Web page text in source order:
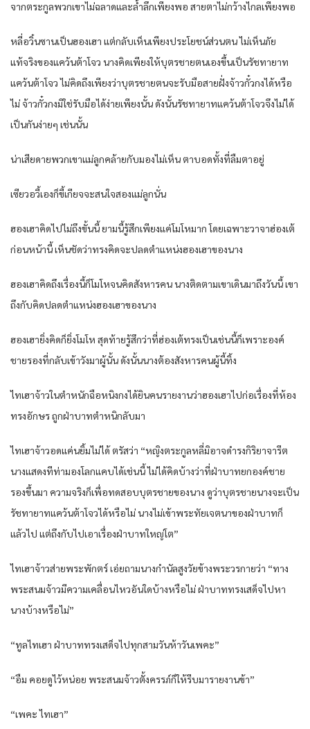
จากตระกูลพวกเขาไม่ฉลาดและล้ำลึกเพียงพอ สายตาไม่กว้างไกลเพียงพอ
หลี่อวิ๋นซานเป็นฮองเฮา แต่กลับเห็นเพียงประโยชน์ส่วนตน ไม่เห็นภัย
แท้จริงของแคว้นต้าโจว นางคิดเพียงให้บุตรชายตนเองขึ้นเป็นรัชทายาท
แคว้นต้าโจว ไม่คิดถึงเพียงว่าบุตรชายตนจะรับมือสายฝั่งจ้าวกั๋วกงได้หรือ
ไม่ จ้าวกั๋วกงมิใช่รับมือได้ง่ายเพียงนั้น ดังนั้นรัชทายาทแคว้นต้าโจวจึงไม่ได้
เป็นกันง่ายๆ เช่นนั้น
น่าเสียดายพวกเขาแม่ลูกคล้ายกับมองไม่เห็น ตาบอดทั้งที่ลืมตาอยู่
เซียวอวี้เองก็ขี้เกียจจะสนใจสองแม่ลูกนั่น
ฮองเฮาคิดไปไม่ถึงขั้นนี้ ยามนี้รู้สึกเพียงแค่โมโหมาก โดยเฉพาะวาจาฮ่องเต้
ก่อนหน้านี้ เห็นชัดว่าทรงคิดจะปลดตำแหน่งฮองเฮาของนาง
ฮองเฮาคิดถึงเรื่องนี้ก็โมโหจนคิดสังหารคน นางติดตามเขาเดินมาถึงวันนี้ เขา
ถึงกับคิดปลดตำแหน่งฮองเฮาของนาง
ฮองเฮายิ่งคิดก็ยิ่งโมโห สุดท้ายรู้สึกว่าที่ฮ่องเต้ทรงเป็นเช่นนี้ก็เพราะองค์
ชายรองที่กลับเข้าวังมาผู้นั้น ดังนั้นนางต้องสังหารคนผู้นี้ทิ้ง
ไทเฮาจ้าวในตำหนักฉือหนิงกงได้ยินคนรายงานว่าฮองเฮาไปก่อเรื่องที่ห้อง
ทรงอักษร ถูกฝ่าบาทตำหนิกลับมา
ไทเฮาจ้าวอดแค่นยิ้มไม่ได้ ตรัสว่า “หญิงตระกูลหลี่มิอาจดำรงกิริยาจารีต
นางแสดงทีท่ามองโลกแคบได้เช่นนี้ ไม่ได้คิดบ้างว่าที่ฝ่าบาทยกองค์ชาย
รองขึ้นมา ความจริงก็เพื่อทดสอบบุตรชายของนาง ดูว่าบุตรชายนางจะเป็น
รัชทายาทแคว้นต้าโจวได้หรือไม่ นางไม่เข้าพระทัยเจตนาของฝ่าบาทก็
แล้วไป แต่ถึงกับไปเอาเรื่องฝ่าบาทใหญ่โต”
ไทเฮาจ้าวส่ายพระพักตร์ เอ่ยถามนางกำนัลสูงวัยข้างพระวรกายว่า “ทาง
พระสนมจ้าวมีความเคลื่อนไหวอันใดบ้างหรือไม่ ฝ่าบาททรงเสด็จไปหา
นางบ้างหรือไม่”
“ทูลไทเฮา ฝ่าบาททรงเสด็จไปทุกสามวันห้าวันเพคะ”
“อืม คอยดูไว้หน่อย พระสนมจ้าวตั้งครรภ์ก็ให้รีบมารายงานข้า”
“เพคะ ไทเฮา”